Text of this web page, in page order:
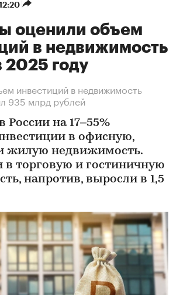
оценили объем
в недвижимость
2025 году
инвестиций в недвижимость
935 млрд рублей
России на 17–55%
в офисную,
жилую недвижимость.
в торговую и гостиничную
напротив, выросли в 1,5